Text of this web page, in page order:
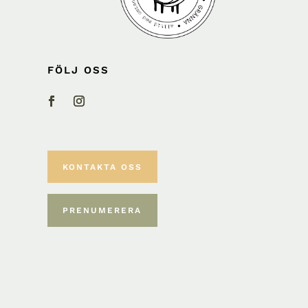
FÖLJ OSS
KONTAKTA OSS
PRENUMERERA